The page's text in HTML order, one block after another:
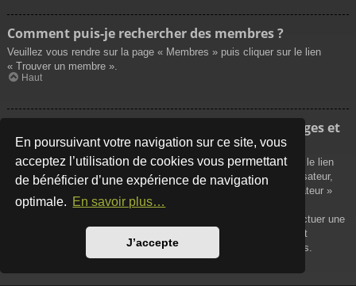
En poursuivant votre navigation sur ce site, vous
acceptez l’utilisation de cookies vous permettant
de bénéficier d’une expérience de navigation
optimale. En savoir plus…
J’accepte
Comment puis-je rechercher des membres ?
Veuillez vous rendre sur la page « Membres » puis cliquer sur le lien
« Trouver un membre ».
Haut
Comment puis-je retrouver mes propres messages et
sujets ?
Vos propres messages peuvent être affichés soit en cliquant sur le lien
« Afficher vos messages » dans le panneau de contrôle de l’utilisateur,
soit en cliquant sur le lien « Rechercher les messages de l’utilisateur »
sur la page de votre propre profil ou soit en cliquant sur le menu
« Raccourcis » situé sur la partie supérieure du forum. Pour effectuer une
recherche de vos propres sujets, utilisez la recherche avancée et
remplissez convenablement les options qui vous sont disponibles.